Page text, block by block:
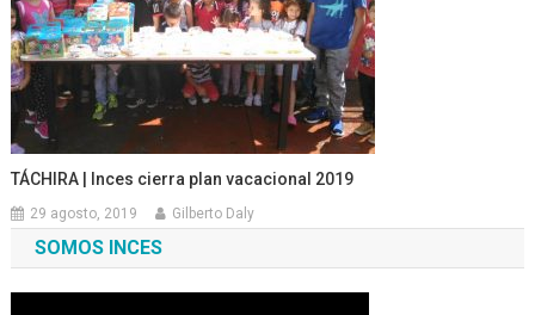
TÁCHIRA | Inces cierra plan vacacional 2019
29 agosto, 2019 Gilberto Daly
SOMOS INCES